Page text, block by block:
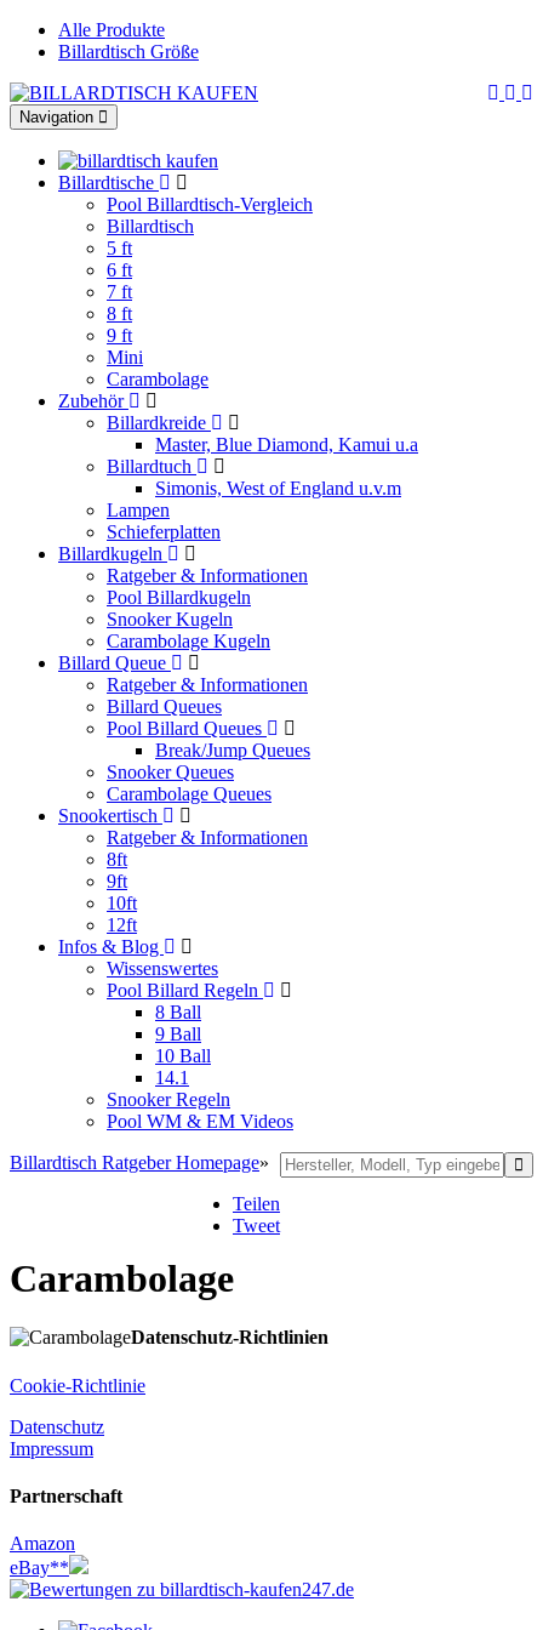
Alle Produkte
Billardtisch Größe
Toggle
navigation
Navigation
Billardtische
Pool Billardtisch-Vergleich
Billardtisch
5 ft
6 ft
7 ft
8 ft
9 ft
Mini
Carambolage
Zubehör
Billardkreide
Master, Blue Diamond, Kamui u.a
Billardtuch
Simonis, West of England u.v.m
Lampen
Schieferplatten
Billardkugeln
Ratgeber & Informationen
Pool Billardkugeln
Snooker Kugeln
Carambolage Kugeln
Billard Queue
Ratgeber & Informationen
Billard Queues
Pool Billard Queues
Break/Jump Queues
Snooker Queues
Carambolage Queues
Snookertisch
Ratgeber & Informationen
8ft
9ft
10ft
12ft
Infos & Blog
Wissenswertes
Pool Billard Regeln
8 Ball
9 Ball
10 Ball
14.1
Snooker Regeln
Pool WM & EM Videos
Billardtisch Ratgeber Homepage»
Teilen
Tweet
Carambolage
Datenschutz-Richtlinien
Cookie-Richtlinie
Datenschutz
Impressum
Partnerschaft
Amazon
eBay**